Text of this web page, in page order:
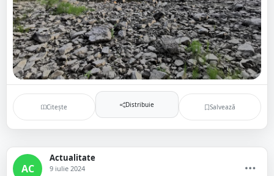
Citește Distribuie Salvează
AC
Actualitate
9 iulie 2024